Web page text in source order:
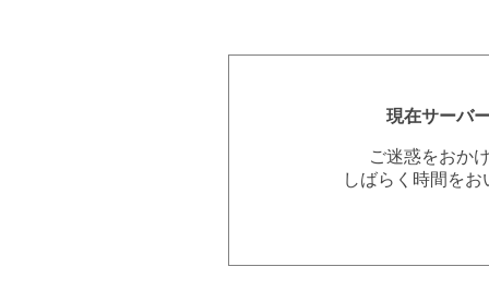
現在サーバ
ご迷惑をおか
しばらく時間を